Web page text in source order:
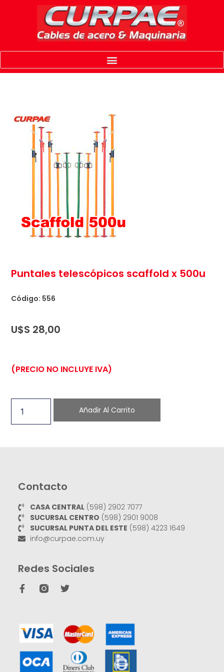
Puntales telescópicos scaffold x 500u
Código: 556
U$S 28,00
(PRECIO NO INCLUYE IVA)
Añadir Al Carrito
Contacto
CASA CENTRAL(598) 2902 7077
SUCURSAL CENTRO (598) 2901 9008
SUCURSAL PUNTA DEL ESTE (598) 4223 1649
info@curpae.com.uy
Redes Sociales